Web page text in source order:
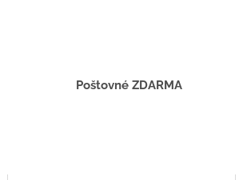
Poštovné ZDARMA